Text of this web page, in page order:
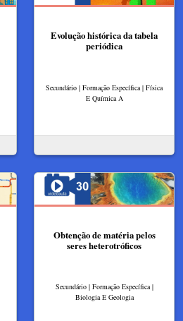
Evolução histórica da tabela
periódica
Secundário | Formação Específica | Física
E Química A
Obtenção de matéria pelos
seres heterotróficos
Secundário | Formação Específica |
Biologia E Geologia